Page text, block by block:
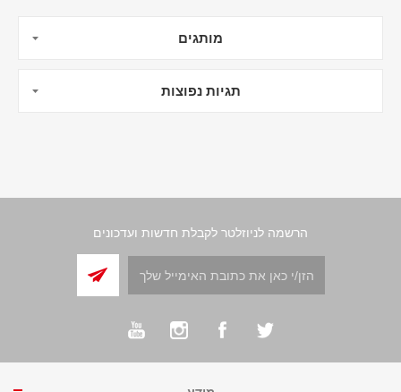
מותגים
תגיות נפוצות
הרשמה לניוזלטר לקבלת חדשות ועדכונים